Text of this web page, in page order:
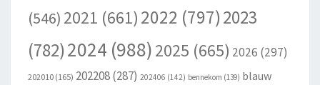
(546) 2021 (661) 2022 (797)2023
(782)2024 (988) 2025 (665) 2026 (297)
202010 (165) 202208(287) 202406 (142) bennekom (139) blauw